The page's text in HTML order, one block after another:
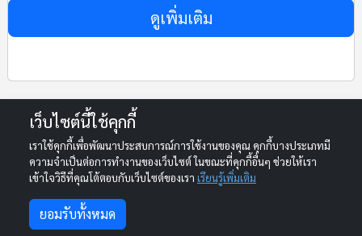
ดูเพิ่มเติม
108dog.com ขายบีเกิ้ล
เว็บไซต์นี้ใช้คุกกี้
เราใช้คุกกี้เพื่อพัฒนาประสบการณ์การใช้งานของคุณ คุกกี้บางประเภทมี
ความจำเป็นต่อการทำงานของเว็บไซต์ ในขณะที่คุกกี้อื่นๆ ช่วยให้เรา
เข้าใจวิธีที่คุณโต้ตอบกับเว็บไซต์ของเรา เรียนรู้เพิ่มเติม
ยอมรับทั้งหมด
© 2013-2026 108DOG.COM. All rights reserved.
Your One-Stop Marketplace for Dogs and Cats in Thailand
ติดต่อเรา Line : support-108dog